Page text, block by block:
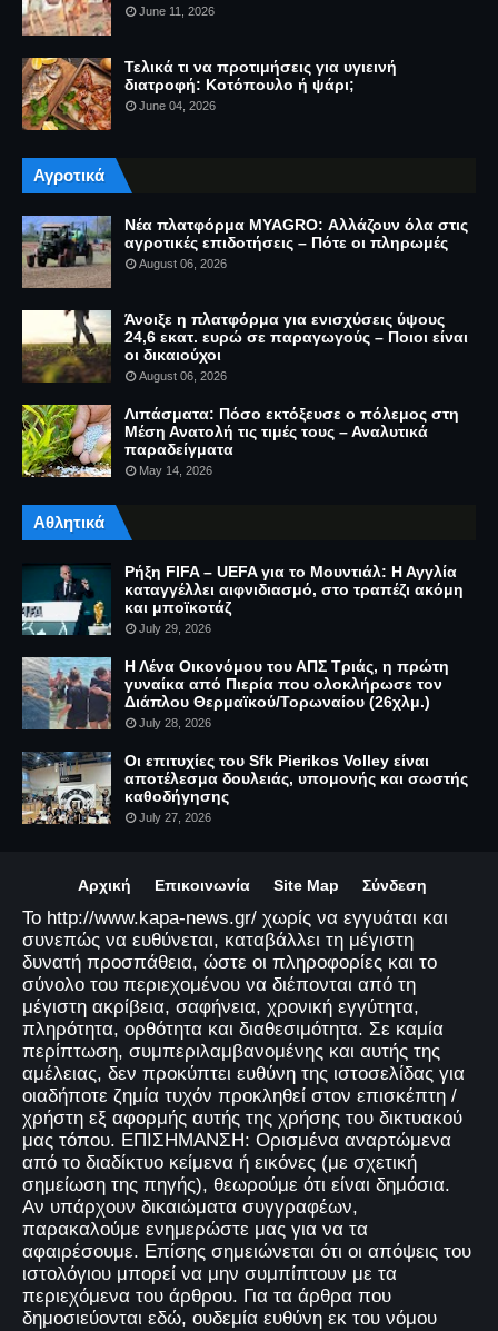
June 11, 2026
Τελικά τι να προτιμήσεις για υγιεινή
διατροφή: Κοτόπουλο ή ψάρι;
June 04, 2026
Αγροτικά
Νέα πλατφόρμα MYAGRO: Αλλάζουν όλα στις
αγροτικές επιδοτήσεις – Πότε οι πληρωμές
August 06, 2026
Άνοιξε η πλατφόρμα για ενισχύσεις ύψους
24,6 εκατ. ευρώ σε παραγωγούς – Ποιοι είναι
οι δικαιούχοι
August 06, 2026
Λιπάσματα: Πόσο εκτόξευσε ο πόλεμος στη
Μέση Ανατολή τις τιμές τους – Αναλυτικά
παραδείγματα
May 14, 2026
Αθλητικά
Ρήξη FIFA – UEFA για το Μουντιάλ: Η Αγγλία
καταγγέλλει αιφνιδιασμό, στο τραπέζι ακόμη
και μποϊκοτάζ
July 29, 2026
Η Λένα Οικονόμου του ΑΠΣ Τριάς, η πρώτη
γυναίκα από Πιερία που ολοκλήρωσε τον
Διάπλου Θερμαϊκού/Τορωναίου (26χλμ.)
July 28, 2026
Οι επιτυχίες του Sfk Pierikos Volley είναι
αποτέλεσμα δουλειάς, υπομονής και σωστής
καθοδήγησης
July 27, 2026
Αρχική Επικοινωνία Site Map Σύνδεση
Το http://www.kapa-news.gr/ χωρίς να εγγυάται και
συνεπώς να ευθύνεται, καταβάλλει τη μέγιστη
δυνατή προσπάθεια, ώστε οι πληροφορίες και το
σύνολο του περιεχομένου να διέπονται από τη
μέγιστη ακρίβεια, σαφήνεια, χρονική εγγύτητα,
πληρότητα, ορθότητα και διαθεσιμότητα. Σε καμία
περίπτωση, συμπεριλαμβανομένης και αυτής της
αμέλειας, δεν προκύπτει ευθύνη της ιστοσελίδας για
οιαδήποτε ζημία τυχόν προκληθεί στον επισκέπτη /
χρήστη εξ αφορμής αυτής της χρήσης του δικτυακού
μας τόπου. ΕΠΙΣΗΜΑΝΣΗ: Ορισμένα αναρτώμενα
από το διαδίκτυο κείμενα ή εικόνες (με σχετική
σημείωση της πηγής), θεωρούμε ότι είναι δημόσια.
Αν υπάρχουν δικαιώματα συγγραφέων,
παρακαλούμε ενημερώστε μας για να τα
αφαιρέσουμε. Επίσης σημειώνεται ότι οι απόψεις του
ιστολόγιου μπορεί να μην συμπίπτουν με τα
περιεχόμενα του άρθρου. Για τα άρθρα που
δημοσιεύονται εδώ, ουδεμία ευθύνη εκ του νόμου